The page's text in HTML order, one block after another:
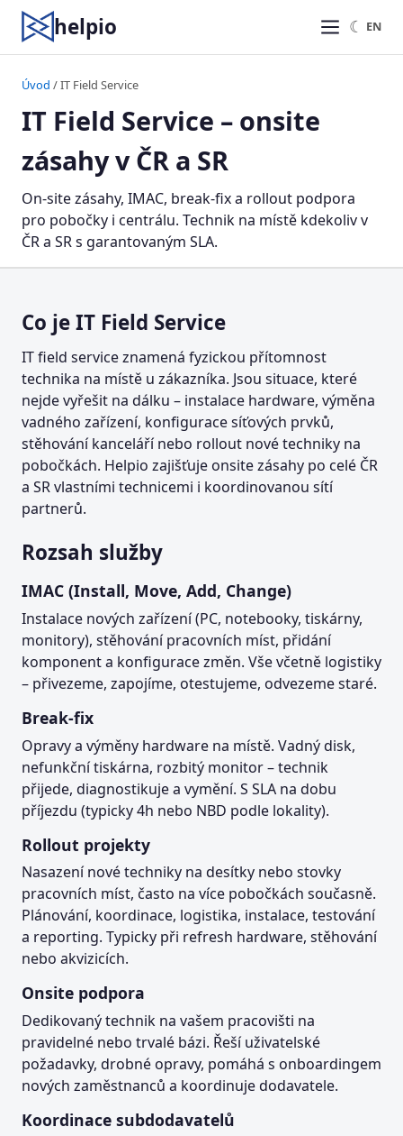
helpio ☾ EN
Úvod / IT Field Service
IT Field Service – onsite
zásahy v ČR a SR
On-site zásahy, IMAC, break-fix a rollout podpora
pro pobočky i centrálu. Technik na místě kdekoliv v
ČR a SR s garantovaným SLA.
Co je IT Field Service
IT field service znamená fyzickou přítomnost
technika na místě u zákazníka. Jsou situace, které
nejde vyřešit na dálku – instalace hardware, výměna
vadného zařízení, konfigurace síťových prvků,
stěhování kanceláří nebo rollout nové techniky na
pobočkách. Helpio zajišťuje onsite zásahy po celé ČR
a SR vlastními technicemi i koordinovanou sítí
partnerů.
Rozsah služby
IMAC (Install, Move, Add, Change)
Instalace nových zařízení (PC, notebooky, tiskárny,
monitory), stěhování pracovních míst, přidání
komponent a konfigurace změn. Vše včetně logistiky
– přivezeme, zapojíme, otestujeme, odvezeme staré.
Break-fix
Opravy a výměny hardware na místě. Vadný disk,
nefunkční tiskárna, rozbitý monitor – technik
přijede, diagnostikuje a vymění. S SLA na dobu
příjezdu (typicky 4h nebo NBD podle lokality).
Rollout projekty
Nasazení nové techniky na desítky nebo stovky
pracovních míst, často na více pobočkách současně.
Plánování, koordinace, logistika, instalace, testování
a reporting. Typicky při refresh hardware, stěhování
nebo akvizicích.
Onsite podpora
Dedikovaný technik na vašem pracovišti na
pravidelné nebo trvalé bázi. Řeší uživatelské
požadavky, drobné opravy, pomáhá s onboardingem
nových zaměstnanců a koordinuje dodavatele.
Koordinace subdodavatelů